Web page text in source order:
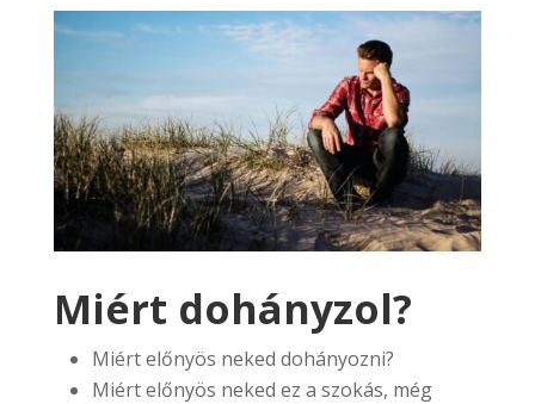
Miért dohányzol?
Miért előnyös neked dohányozni?
Miért előnyös neked ez a szokás, még